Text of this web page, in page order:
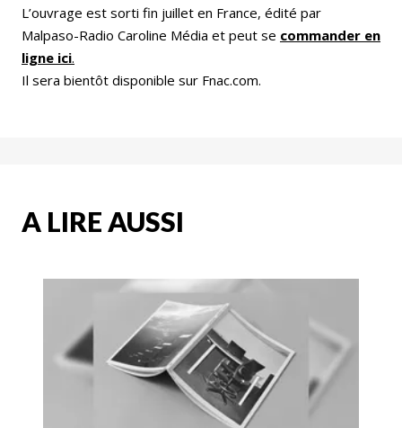
L’ouvrage est sorti fin juillet en France, édité par
Malpaso-Radio Caroline Média et peut se commander en
ligne ici.
Il sera bientôt disponible sur Fnac.com.
A LIRE AUSSI